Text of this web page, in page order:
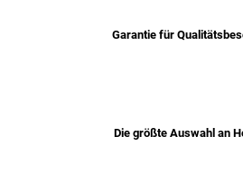
Garantie für
Die größte Auswahl an